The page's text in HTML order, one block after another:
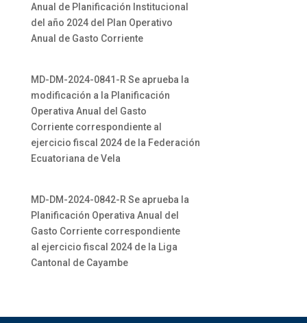
Anual de Planificación Institucional
del año 2024 del Plan Operativo
Anual de Gasto Corriente
MD-DM-2024-0841-R Se aprueba la
modificación a la Planificación
Operativa Anual del Gasto
Corriente correspondiente al
ejercicio fiscal 2024 de la Federación
Ecuatoriana de Vela
MD-DM-2024-0842-R Se aprueba la
Planificación Operativa Anual del
Gasto Corriente correspondiente
al ejercicio fiscal 2024 de la Liga
Cantonal de Cayambe